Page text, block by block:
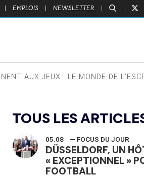
| EMPLOIS | NEWSLETTER | |
AUX JEUX LE MONDE DE
TOUS LES
05.08 — FOCUS DU JOUR
DÜSSELDORF, UN
« EXCEPTIONNEL »
FOOTBALL